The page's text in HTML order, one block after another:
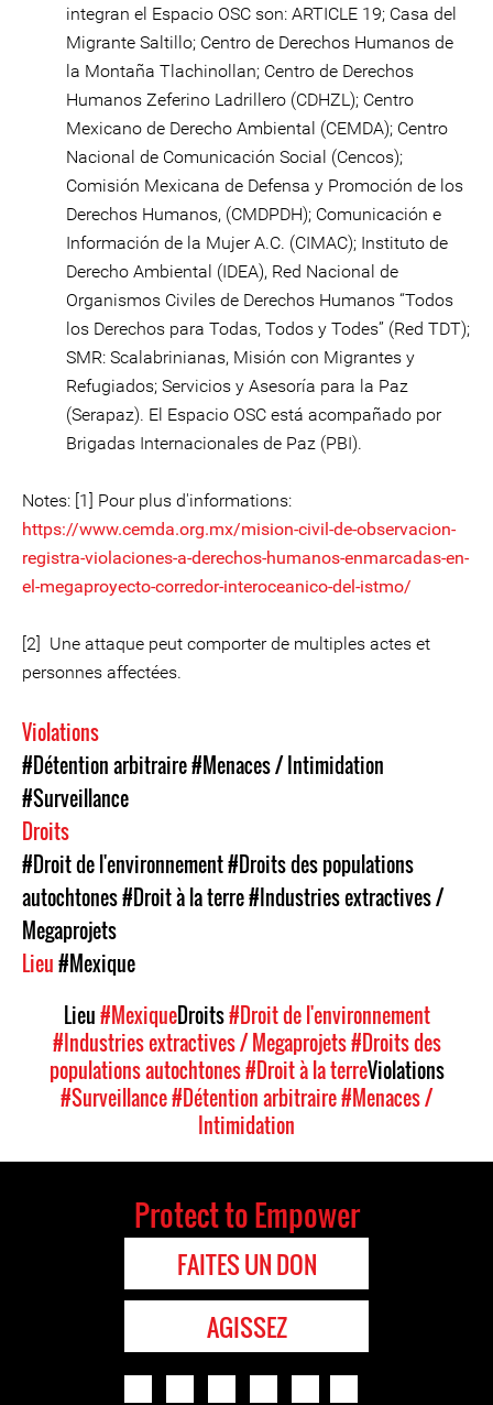
integran el Espacio OSC son: ARTICLE 19; Casa del
Migrante Saltillo; Centro de Derechos Humanos de
la Montaña Tlachinollan; Centro de Derechos
Humanos Zeferino Ladrillero (CDHZL); Centro
Mexicano de Derecho Ambiental (CEMDA); Centro
Nacional de Comunicación Social (Cencos);
Comisión Mexicana de Defensa y Promoción de los
Derechos Humanos, (CMDPDH); Comunicación e
Información de la Mujer A.C. (CIMAC); Instituto de
Derecho Ambiental (IDEA), Red Nacional de
Organismos Civiles de Derechos Humanos “Todos
los Derechos para Todas, Todos y Todes” (Red TDT);
SMR: Scalabrinianas, Misión con Migrantes y
Refugiados; Servicios y Asesoría para la Paz
(Serapaz). El Espacio OSC está acompañado por
Brigadas Internacionales de Paz (PBI).
Notes: [1] Pour plus d'informations:
https://www.cemda.org.mx/mision-civil-de-observacion-
registra-violaciones-a-derechos-humanos-enmarcadas-en-
el-megaproyecto-corredor-interoceanico-del-istmo/
[2] Une attaque peut comporter de multiples actes et
personnes affectées.
Violations
#Détention arbitraire#Menaces / Intimidation
#Surveillance
Droits
#Droit de l'environnement#Droits des populations
autochtones#Droit à la terre#Industries extractives /
Megaprojets
Lieu#Mexique
Lieu#MexiqueDroits#Droit de l'environnement
#Industries extractives / Megaprojets#Droits des
populations autochtones#Droit à la terreViolations
#Surveillance#Détention arbitraire#Menaces /
Intimidation
Protect to Empower
FAITES UN DON
AGISSEZ